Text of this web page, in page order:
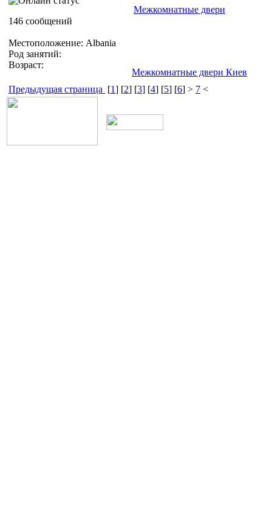
146 сообщений
Местоположение: Albania
Род занятий:
Возраст:
Межкомнатные двери
Межкомнатные двери Киев
Предыдущая страница [1] [2] [3] [4] [5] [6] > 7 <